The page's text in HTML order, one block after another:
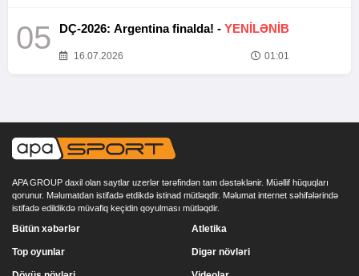
05 DÇ-2026: Argentina finalda! - YENİLƏNİB
16.07.2026 01:01
APA GROUP daxil olan saytlar uzerlər tərəfindən tam dəstəklənir. Müəllif hüquqları
qorunur. Məlumatdan istifadə etdikdə istinad mütləqdir. Məlumat internet səhifələrində
istifadə edildikdə müvafiq keçidin qoyulması mütləqdir.
Bütün xəbərlər
Top oyunlar
Atletika
Digər növləri